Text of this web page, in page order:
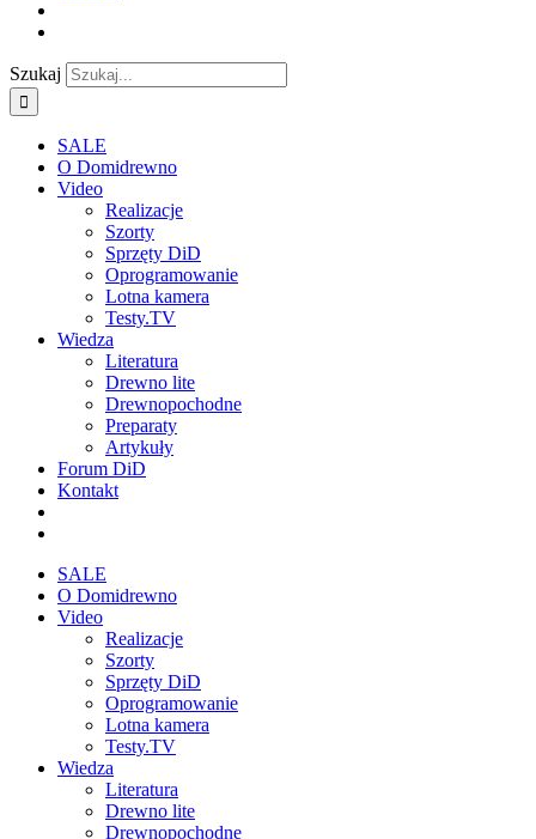
Szukaj
SALE
O Domidrewno
Video
Realizacje
Szorty
Sprzęty DiD
Oprogramowanie
Lotna kamera
Testy.TV
Wiedza
Literatura
Drewno lite
Drewnopochodne
Preparaty
Artykuły
Forum DiD
Kontakt
SALE
O Domidrewno
Video
Realizacje
Szorty
Sprzęty DiD
Oprogramowanie
Lotna kamera
Testy.TV
Wiedza
Literatura
Drewno lite
Drewnopochodne